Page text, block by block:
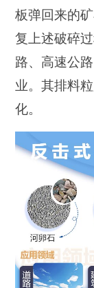
板弹回来的
复上述破碎
路、高速公
业。其排料
化。